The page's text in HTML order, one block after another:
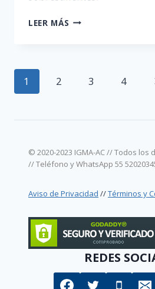
LEER MÁS CONVIVENCIA
Navegación
1 2 3 4
© 2020-2023 IGMA-AC // Todos
// Teléfono y WhatsApp 55
Aviso de Privacidad //Términos y
REDES